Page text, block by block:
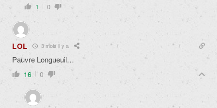
1 0
LOL 3 mois il y a
Pauvre Longueuil…
16 0